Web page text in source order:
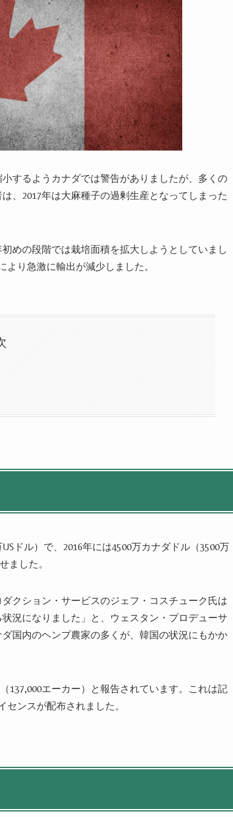
するようカナダでは警告がありましたが、 多くの
、2017年は大麻種子の過剰生産となってしまった
めの段階では栽培面積を拡大しようとしていまし
り急激に輸出が減少しました。
ドル）で、 2016年には4500万カナダドル（3500万
ました。
クション・サービスのジェフ・コスチューク氏は
況になりました」と、
ウェスタン・プロデューサ
国内のヘンプ農家の多くが、韓国の状況にもかか
137,000エーカー）と報告されています。これは記
ンスが配布されました。